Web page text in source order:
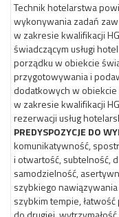
Technik hotelarstwa
wykonywania zadań
w zakresie kwalifikacji
świadczącym usługi
porządku w obiekcie
przygotowywania i
dodatkowych w obiekcie
w zakresie kwalifikacji
rezerwacji usług
PREDYSPOZYCJE DO
komunikatywność,
i otwartość, subtelność,
samodzielność,
szybkiego
szybkim tempie,